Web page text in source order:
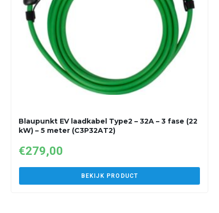
Blaupunkt EV laadkabel Type2 – 32A – 3 fase (22
kW) – 5 meter (C3P32AT2)
€279,00
BEKIJK PRODUCT